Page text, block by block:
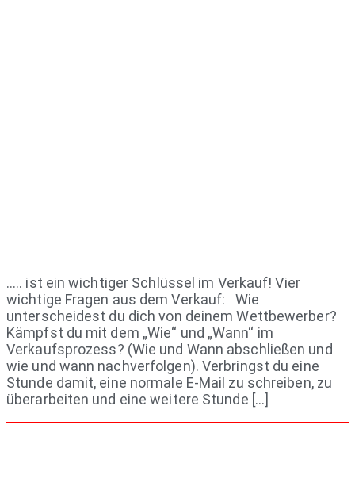
….. ist ein wichtiger Schlüssel im Verkauf! Vier
wichtige Fragen aus dem Verkauf: Wie
unterscheidest du dich von deinem Wettbewerber?
Kämpfst du mit dem „Wie“ und „Wann“ im
Verkaufsprozess? (Wie und Wann abschließen und
wie und wann nachverfolgen). Verbringst du eine
Stunde damit, eine normale E-Mail zu schreiben, zu
überarbeiten und eine weitere Stunde […]